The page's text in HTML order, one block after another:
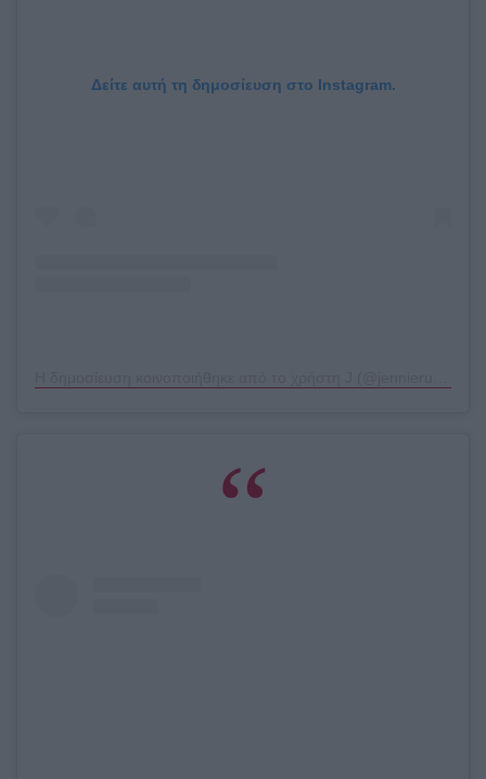
Δείτε αυτή τη δημοσίευση στο Instagram.